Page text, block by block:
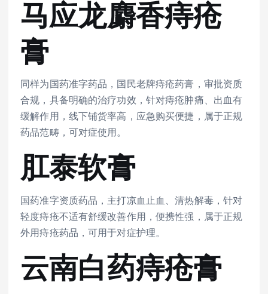
马应龙麝香痔疮
膏
同样为国药准字药品，国民老牌痔疮药膏，审批资质
合规，具备明确的治疗功效，针对痔疮肿痛、出血有
缓解作用，线下铺货率高，应急购买便捷，属于正规
药品范畴，可对症使用。
肛泰软膏
国药准字资质药品，主打凉血止血、清热解毒，针对
轻度痔疮不适有舒缓改善作用，便携性强，属于正规
外用痔疮药品，可用于对症护理。
云南白药痔疮膏